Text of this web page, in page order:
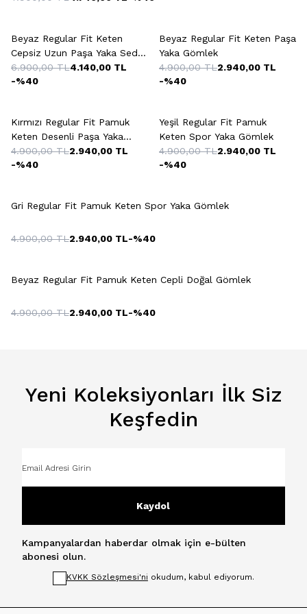
Beyaz Regular Fit Keten
Cepsiz Uzun Paşa Yaka Sedef
Düğme Gömlek
6.900,00TL4.140,00 TL
-%40
Beyaz Regular Fit Keten Paşa
Yaka Gömlek
4.900,00TL2.940,00 TL
-%40
Kırmızı Regular Fit Pamuk
Keten Desenli Paşa Yaka
Gömlek
4.900,00TL2.940,00 TL
-%40
Yeşil Regular Fit Pamuk
Keten Spor Yaka Gömlek
4.900,00TL2.940,00 TL
-%40
Gri Regular Fit Pamuk Keten Spor Yaka Gömlek
4.900,00TL2.940,00 TL-%40
Beyaz Regular Fit Pamuk Keten Cepli Doğal Gömlek
4.900,00TL2.940,00 TL-%40
Yeni Koleksiyonları İlk Siz
Keşfedin
Kaydol
Kampanyalardan haberdar olmak için e-bülten
abonesi olun.
KVKK Sözleşmesi'ni okudum, kabul ediyorum.